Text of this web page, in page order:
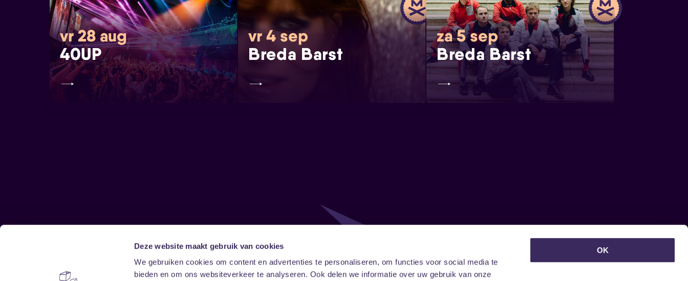
Deze website maakt gebruik van cookies
We gebruiken cookies om content en advertenties te personaliseren, om functies voor social media te
bieden en om ons websiteverkeer te analyseren. Ook delen we informatie over uw gebruik van onze
OK
vr 28 aug
40UP
vr 4 sep
Breda Barst
za 5 sep
Breda Barst
Follow Onze nieuwsbrief ontvangen?